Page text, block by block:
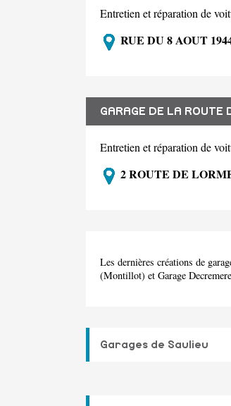
Entretien et réparation de
RUE DU 8 AOUT
GARAGE DE LA ROUTE
Entretien et réparation de
2 ROUTE DE
Les dernières créations de
(Montillot) et Garage
Garages de Saulieu